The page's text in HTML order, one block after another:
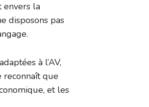
envers la
disposons pas
à l’AV,
reconnaît que
et les